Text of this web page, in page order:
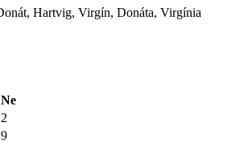
Hartvig, Virgín, Donáta, Virgínia
Ne
2
9